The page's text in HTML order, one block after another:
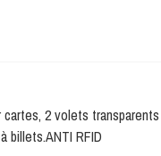
2 volets
billets.ANTI RFID